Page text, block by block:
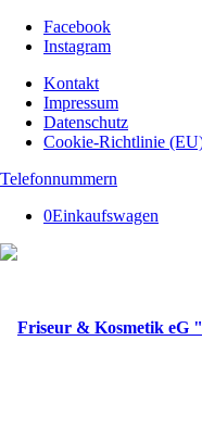
Facebook
Instagram
Kontakt
Impressum
Datenschutz
Cookie-Richtlinie
Telefonnummern
0Einkaufswagen